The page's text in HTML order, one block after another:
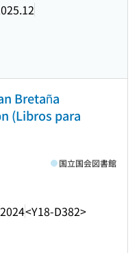
Bretaña
(Libros para
2024<Y18-D382>
国立国会図書館